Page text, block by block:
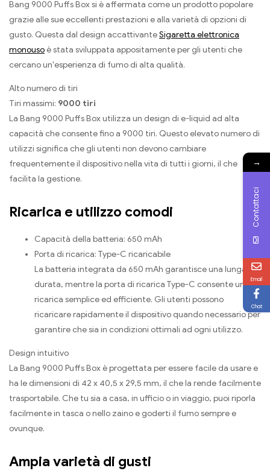
Bang 9000 Puffs Box si è affermata come un prodotto popolare
grazie alle sue eccellenti prestazioni e alla varietà di opzioni di
gusto. Questa dal design accattivanteSigaretta elettronica
monouso è stata sviluppata appositamente per gli utenti che
cercano un'esperienza di fumo di alta qualità.
Alto numero di tiri
Tiri massimi: 9000 tiri
La Bang 9000 Puffs Box utilizza un design di e-liquid ad alta
capacità che consente fino a 9000 tiri. Questo elevato numero di
utilizzi significa che gli utenti non devono cambiare
frequentemente il dispositivo nella vita di tutti i giorni, il che
facilita la gestione.
Ricarica e utilizzo comodi
Capacità della batteria: 650 mAh
Porta di ricarica: Type-C ricaricabile
La batteria integrata da 650 mAh garantisce una lunga
durata, mentre la porta di ricarica Type-C consente una
ricarica semplice ed efficiente. Gli utenti possono
ricaricare rapidamente il dispositivo quando necessario per
garantire che sia in condizioni ottimali ad ogni utilizzo.
Design intuitivo
La Bang 9000 Puffs Box è progettata per essere facile da usare e
ha le dimensioni di 42 x 40,5 x 29,5 mm, il che la rende facilmente
trasportabile. Che tu sia a casa, in ufficio o in viaggio, puoi riporla
facilmente in tasca o nello zaino e goderti il fumo sempre e
ovunque.
Ampia varietà di gusti
→
Contattaci
Email
Chat